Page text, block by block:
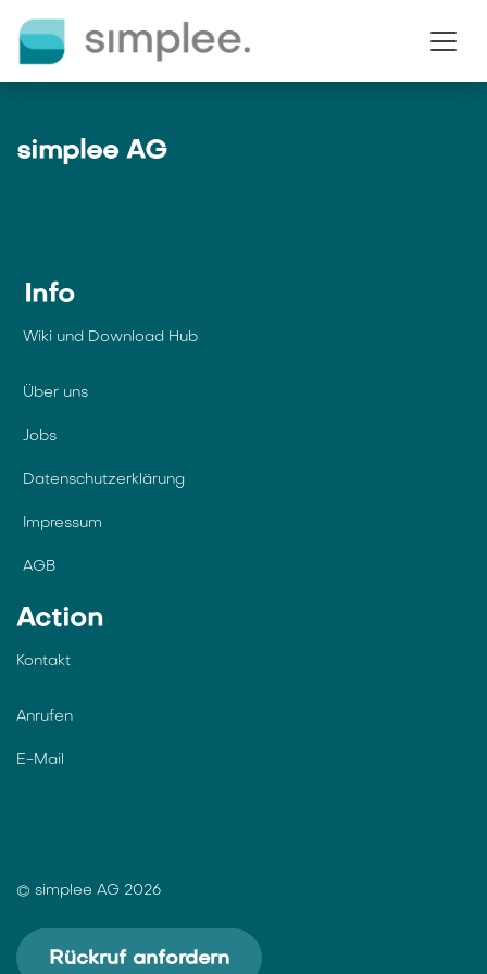
simplee AG
Info
Wiki und Download Hub
Über uns
Jobs
Datenschutzerklärung
Impressum
AGB
Action
Kontakt
Anrufen
E-Mail
© simplee AG 2026
Rückruf anfordern